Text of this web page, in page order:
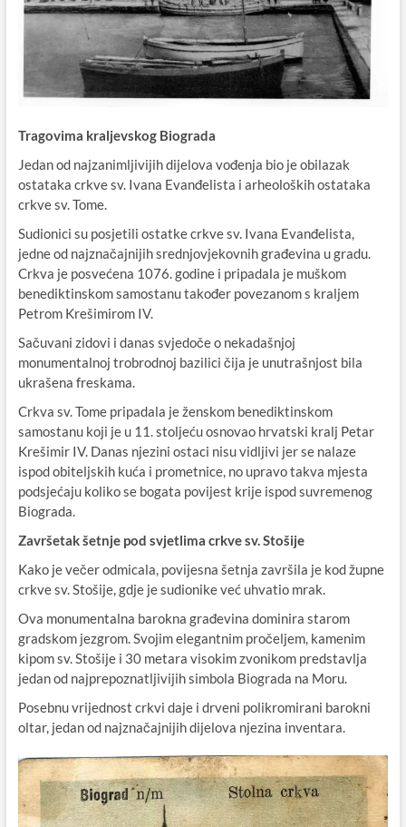
Tragovima kraljevskog Biograda
Jedan od najzanimljivijih dijelova vođenja bio je obilazak
ostataka crkve sv. Ivana Evanđelista i arheoloških ostataka
crkve sv. Tome.
Sudionici su posjetili ostatke crkve sv. Ivana Evanđelista,
jedne od najznačajnijih srednjovjekovnih građevina u gradu.
Crkva je posvećena 1076. godine i pripadala je muškom
benediktinskom samostanu također povezanom s kraljem
Petrom Krešimirom IV.
Sačuvani zidovi i danas svjedoče o nekadašnjoj
monumentalnoj trobrodnoj bazilici čija je unutrašnjost bila
ukrašena freskama.
Crkva sv. Tome pripadala je ženskom benediktinskom
samostanu koji je u 11. stoljeću osnovao hrvatski kralj Petar
Krešimir IV. Danas njezini ostaci nisu vidljivi jer se nalaze
ispod obiteljskih kuća i prometnice, no upravo takva mjesta
podsjećaju koliko se bogata povijest krije ispod suvremenog
Biograda.
Završetak šetnje pod svjetlima crkve sv. Stošije
Kako je večer odmicala, povijesna šetnja završila je kod župne
crkve sv. Stošije, gdje je sudionike već uhvatio mrak.
Ova monumentalna barokna građevina dominira starom
gradskom jezgrom. Svojim elegantnim pročeljem, kamenim
kipom sv. Stošije i 30 metara visokim zvonikom predstavlja
jedan od najprepoznatljivijih simbola Biograda na Moru.
Posebnu vrijednost crkvi daje i drveni polikromirani barokni
oltar, jedan od najznačajnijih dijelova njezina inventara.